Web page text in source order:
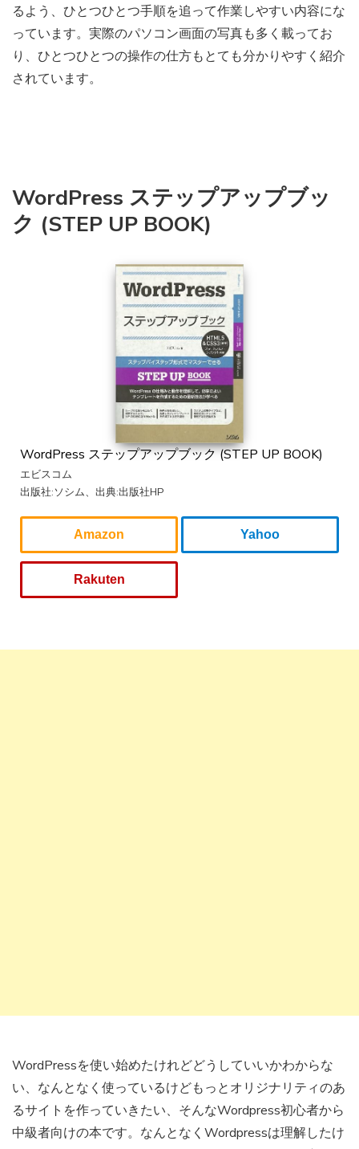
るよう、ひとつひとつ手順を追って作業しやすい内容にな
っています。実際のパソコン画面の写真も多く載ってお
り、ひとつひとつの操作の仕方もとても分かりやすく紹介
されています。
WordPress ステップアップブッ
ク (STEP UP BOOK)
WordPress ステップアップブック (STEP UP BOOK)
エビスコム
出版社:ソシム、出典:出版社HP
Amazon Yahoo
Rakuten
WordPressを使い始めたけれどどうしていいかわからな
い、なんとなく使っているけどもっとオリジナリティのあ
るサイトを作っていきたい、そんなWordpress初心者から
中級者向けの本です。なんとなくWordpressは理解したけ